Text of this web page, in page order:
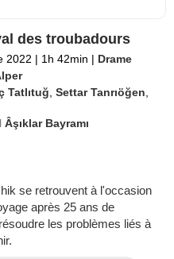
des troubadours
2022 | 1h 42min | Drame
Tatlıtuğ ,Settar Tanrıöğen
Âşıklar Bayramı
se retrouvent à l'occasion
après 25 ans de
les problèmes liés à